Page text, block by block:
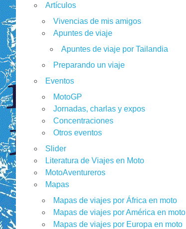
Artículos
Vivencias de mis amigos
Apuntes de viaje
Apuntes de viaje por Tailandia
Preparando un viaje
Eventos
MotoGP
Jornadas, charlas y expos
Concentraciones
Otros eventos
Slider
Literatura de Viajes en Moto
MotoAventureros
Mapas
Mapas de viajes por África en moto
Mapas de viajes por América en moto
Mapas de viajes por Europa en moto